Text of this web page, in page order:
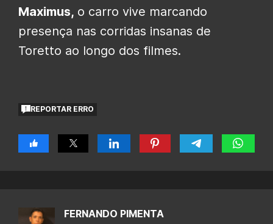
Maximus, o carro vive marcando
presença nas corridas insanas de
Toretto ao longo dos filmes.
REPORTAR ERRO
FERNANDO PIMENTA